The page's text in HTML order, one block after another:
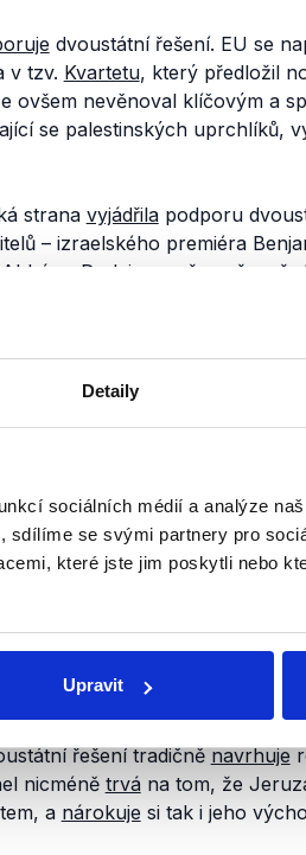
Detaily
sociálních médií a analýze
sdílíme se svými partnery pro
které jste jim poskytli nebo
Upravit
dvoustátní řešení. EU se
v tzv. Kvartetu, který předložil
ovšem nevěnoval klíčovým a
se palestinských uprchlíků,
strana vyjádřilapodporu
– izraelského premiéra
Abbáse
. Dodejme ovšem, že v
. Podoba dvoustátního
hranic naliniipřed
hranicneexistujeshoda.
své hlavní město, jelikož jej
řešení tradičněnavrhuje
nicméně trvá na tom, že
a nárokujesi tak i jeho